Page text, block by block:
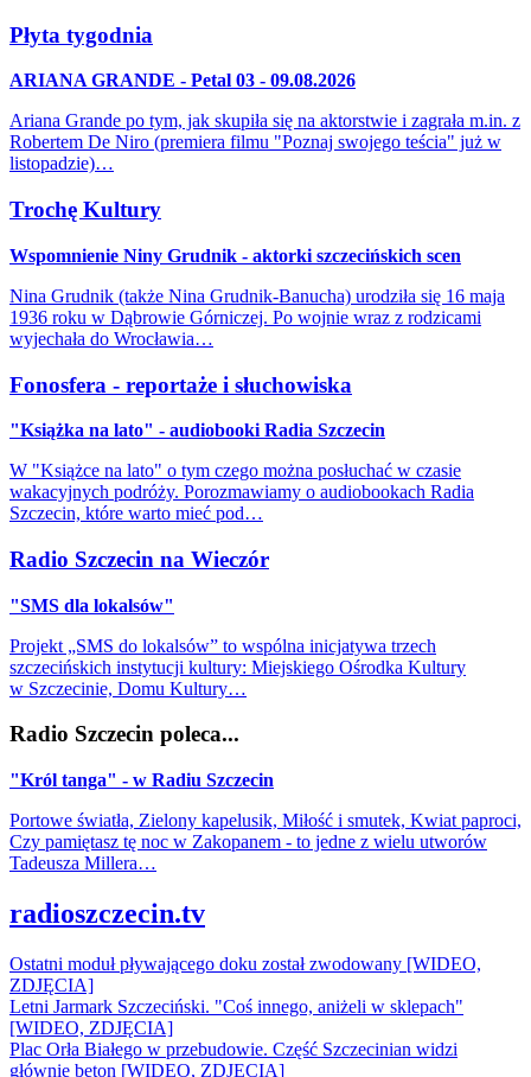
Płyta tygodnia
ARIANA GRANDE - Petal 03 - 09.08.2026
Ariana Grande po tym, jak skupiła się na aktorstwie i zagrała m.in. z
Robertem De Niro (premiera filmu "Poznaj swojego teścia" już w
listopadzie)…
Trochę Kultury
Wspomnienie Niny Grudnik - aktorki szczecińskich scen
Nina Grudnik (także Nina Grudnik-Banucha) urodziła się 16 maja
1936 roku w Dąbrowie Górniczej. Po wojnie wraz z rodzicami
wyjechała do Wrocławia…
Fonosfera - reportaże i słuchowiska
"Książka na lato" - audiobooki Radia Szczecin
W "Książce na lato" o tym czego można posłuchać w czasie
wakacyjnych podróży. Porozmawiamy o audiobookach Radia
Szczecin, które warto mieć pod…
Radio Szczecin na Wieczór
"SMS dla lokalsów"
Projekt „SMS do lokalsów” to wspólna inicjatywa trzech
szczecińskich instytucji kultury: Miejskiego Ośrodka Kultury
w Szczecinie, Domu Kultury…
Radio Szczecin poleca...
"Król tanga" - w Radiu Szczecin
Portowe światła, Zielony kapelusik, Miłość i smutek, Kwiat paproci,
Czy pamiętasz tę noc w Zakopanem - to jedne z wielu utworów
Tadeusza Millera…
radioszczecin.tv
Ostatni moduł pływającego doku został zwodowany [WIDEO,
ZDJĘCIA]
Letni Jarmark Szczeciński. "Coś innego, aniżeli w sklepach"
[WIDEO, ZDJĘCIA]
Plac Orła Białego w przebudowie. Część Szczecinian widzi
głównie beton [WIDEO, ZDJĘCIA]